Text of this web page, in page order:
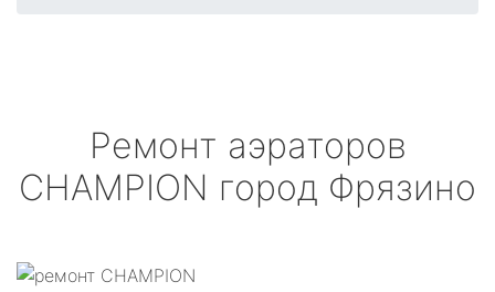
Ремонт аэраторов
CHAMPION город Фрязино